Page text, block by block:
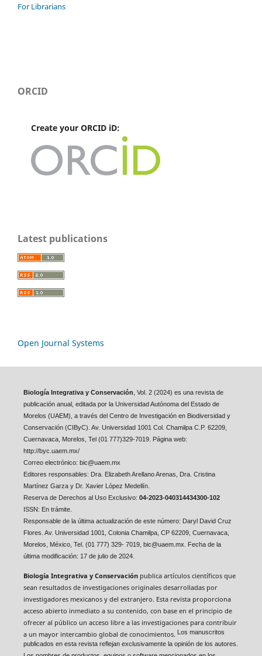
For Librarians
ORCID
Create your ORCID iD:
Latest publications
Open Journal Systems
Biología Integrativa y Conservación , Vol. 2 (2024) es una revista de
publicación anual, editada por la Universidad Autónoma del Estado de
Morelos (UAEM), a través del Centro de Investigación en Biodiversidad y
Conservación (CIByC). Av. Universidad 1001 Col. Chamilpa C.P. 62209,
Cuernavaca, Morelos, Tel (01 777)329-7019. Página web:
http://byc.uaem.mx/
Correo electrónico: bic@uaem.mx
Editores responsables: Dra. Elizabeth Arellano Arenas, Dra. Cristina
Martínez Garza y Dr. Xavier López Medellín.
Reserva de Derechos al Uso Exclusivo: 04-2023-040314434300-102
ISSN: En trámite.
Responsable de la última actualización de este número: Daryl David Cruz
Flores. Av. Universidad 1001, Colonia Chamilpa, CP 62209, Cuernavaca,
Morelos, México, Tel. (01 777) 329- 7019, bic@uaem.mx. Fecha de la
última modificación: 17 de julio de 2024.
Biología Integrativa y Conservaciónpublica artículos científicos que
sean resultados de investigaciones originales desarrolladas por
investigadores mexicanos y del extranjero. Esta revista proporciona
acceso abierto inmediato a su contenido, con base en el principio de
ofrecer al público un acceso libre a las investigaciones para contribuir
a un mayor intercambio global de conocimientos. Los manuscritos
publicados en esta revista reflejan exclusivamente la opinión de los autores.